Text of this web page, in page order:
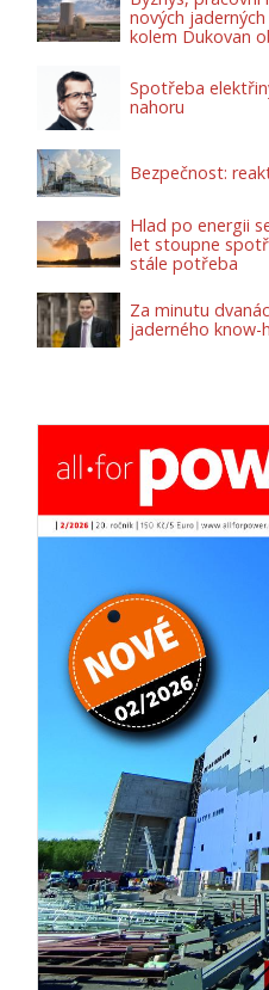
nových
kolem Dukovan
Spotřeba
nahoru
Bezpečnost:
Hlad po energii
let stoupne
stále potřeba
Za minutu
jaderného know-